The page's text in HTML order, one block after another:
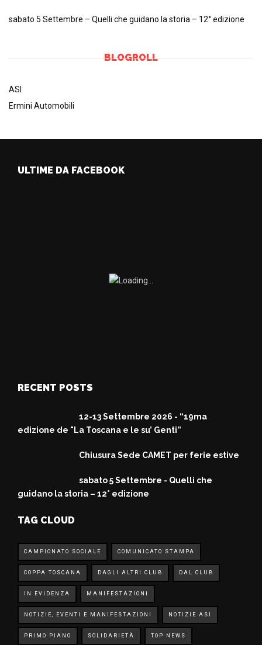
sabato 5 Settembre – Quelli che guidano la storia – 12° edizione
BLOGROLL
ASI
Ermini Automobili
ULTIME DA FACEBOOK
RECENT POSTS
12-13 Settembre 2026 - “19ma
edizione de "La Toscana e le su’ Genti”
Chiusura Sede CAMET per ferie estive
sabato 5 Settembre - Quelli che
guidano la storia – 12° edizione
TAG CLOUD
CAMPIONATO SOCIALE COMUNICATO STAMPA
COPPA TOSCANA DAGLI ALTRI CLUB DAL CLUB
IN EVIDENZA MANIFESTAZIONI
NOTIZIE, EVENTI E MANIFESTAZIONI NOTIZIE ASI
PRIMO PIANO SOLIDARIETÀ TOP NEWS